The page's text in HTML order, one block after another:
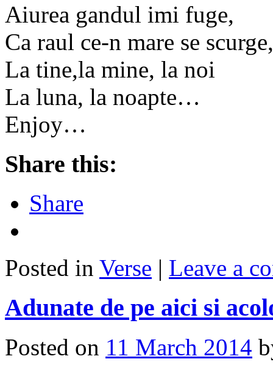
Aiurea gandul imi fuge,
Ca raul ce-n mare se scurge,
La tine,la mine, la noi
La luna, la noapte…
Enjoy…
Share this:
Share
Posted in Verse | Leave a
Adunate de pe aici si
Posted on 11 March 2014